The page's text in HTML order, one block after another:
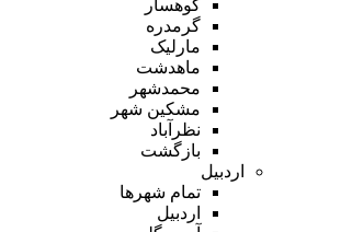
کوهسار
گرمدره
مارلیک
ماهدشت
محمدشهر
مشکین شهر
نظرآباد
بازگشت
اردبیل
تمام شهر‌ها
اردبیل